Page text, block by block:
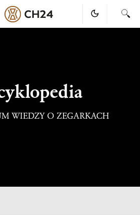
WIEDZY O ZEGARKACH